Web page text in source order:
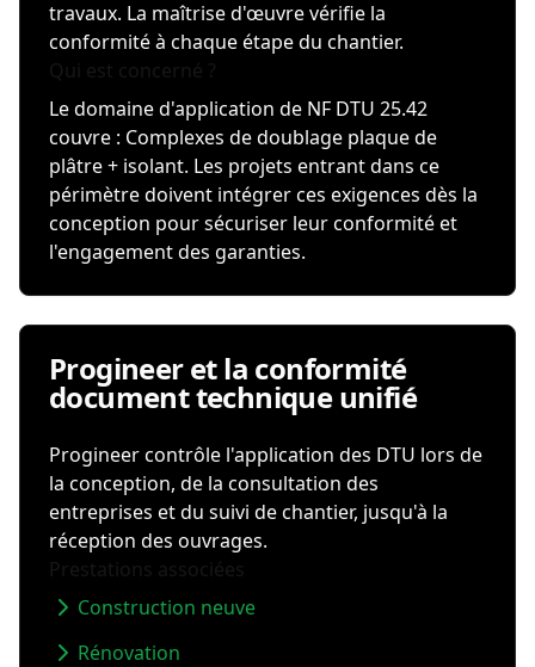
travaux. La maîtrise d'œuvre vérifie la
conformité à chaque étape du chantier.
Le domaine d'application de NF DTU 25.42
couvre : Complexes de doublage plaque de
plâtre + isolant. Les projets entrant dans ce
périmètre doivent intégrer ces exigences dès la
conception pour sécuriser leur conformité et
l'engagement des garanties.
Progineer et la conformité
document technique unifié
Progineer contrôle l'application des DTU lors de
la conception, de la consultation des
entreprises et du suivi de chantier, jusqu'à la
réception des ouvrages.
Construction neuve
Rénovation